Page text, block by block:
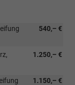
540,– €
1.250,– €
1.150,– €